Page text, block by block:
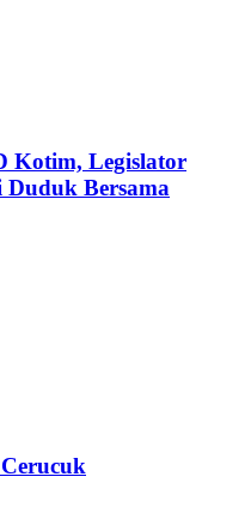
Kotim, Legislator
Bersama